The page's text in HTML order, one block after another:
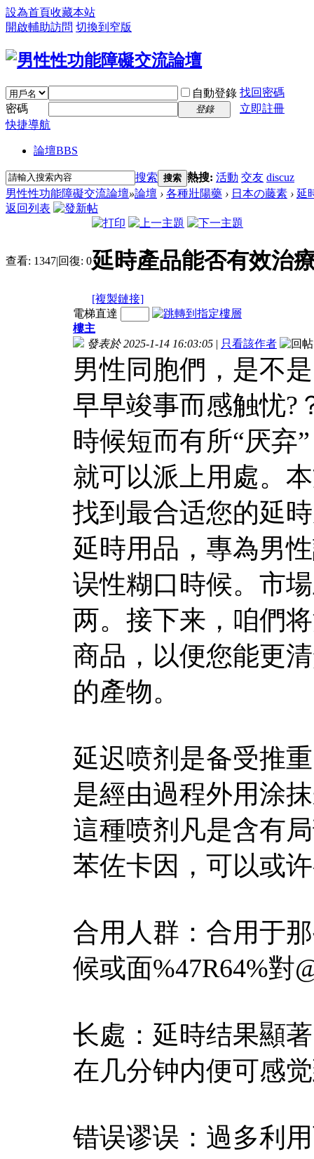
設為首頁收藏本站
開啟輔助訪問 切換到窄版
自動登錄 找回密碼
密碼
登錄
立即註冊
快捷導航
論壇BBS
搜索 搜索 熱搜: 活動 交友 discuz
男性性功能障礙交流論壇»論壇 › 各種壯陽藥 › 日本の藤素 › 延
返回列表
查看: 1347|回復: 0延時產品能否有效治
[複製鏈接]
電梯直達
樓主
發表於 2025-1-14 16:03:05 | 只看該作者
男性同胞們，是不
早早竣事而感触忧?
時候短而有所“厌弃
就可以派上用處。
找到最合适您的延
延時用品，專為男
误性糊口時候。市
两。接下来，咱們
商品，以便您能更
的產物。
延迟喷剂是备受推
是經由過程外用涂
這種喷剂凡是含有
苯佐卡因，可以或
合用人群：合用于
候或面%47R64%對
长處：延時结果顯
在几分钟内便可感
错误谬误：過多利